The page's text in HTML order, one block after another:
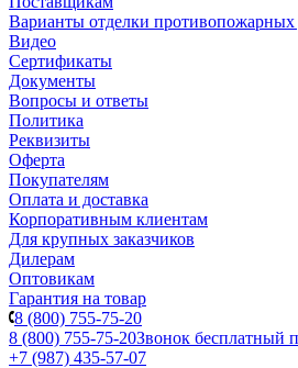
Варианты отделки противопожарных
Видео
Сертификаты
Документы
Вопросы и ответы
Политика
Реквизиты
Оферта
Покупателям
Оплата и доставка
Корпоративным клиентам
Для крупных заказчиков
Дилерам
Оптовикам
Гарантия на товар
8 (800) 755-75-20
8 (800) 755-75-20Звонок бесплатный
+7 (987) 435-57-07